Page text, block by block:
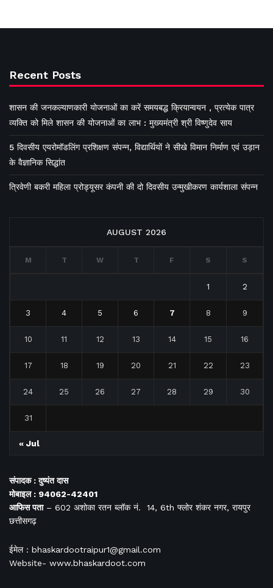
Recent Posts
शासन की जनकल्याणकारी योजनाओं का करें समयबद्ध क्रियान्वयन , प्रत्येक पात्र
व्यक्ति को मिले शासन की योजनाओं का लाभ : मुख्यमंत्री श्री विष्णुदेव साय
5 दिवसीय एयरोमॉडलिंग प्रशिक्षण संपन्न, विद्यार्थियों ने सीखे विमान निर्माण एवं उड़ान
के वैज्ञानिक सिद्धांत
त्रिवेणी बकरी महिला प्रोड्यूसर कंपनी की दो दिवसीय उन्मुखीकरण कार्यशाला संपन्न
AUGUST 2026
M T W T F S S
1 2
3 4 5 6 7 8 9
10 11 12 13 14 15 16
17 18 19 20 21 22 23
24 25 26 27 28 29 30
31
« Jul
संपादक : दुष्यंत दास
मोबाइल : 94062-42401
आफिसपता– 602 अशोका रतन ब्लॉक नं. 14, 6th फ्लोर शंकर नगर, रायपुर
छत्तीसगढ़
ईमेल : bhaskardootraipur1@gmail.com
Website- www.bhaskardoot.com